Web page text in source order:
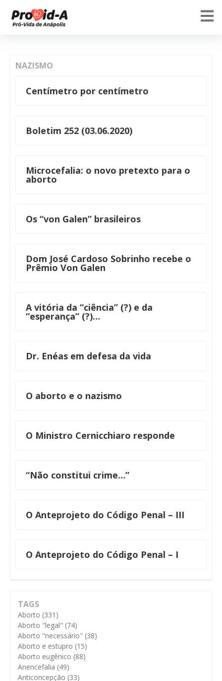
TAGS
Aborto (331)
Aborto "legal" (74)
Aborto "necessário" (38)
Aborto e estupro (15)
Aborto eugênico (88)
Anencefalia (49)
Anticoncepção (33)
NAZISMO
Centímetro por centímetro
Boletim 252 (03.06.2020)
Microcefalia: o novo pretexto para o
aborto
Os “von Galen” brasileiros
Dom José Cardoso Sobrinho recebe o
Prêmio Von Galen
A vitória da “ciência” (?) e da
“esperança” (?)…
Dr. Enéas em defesa da vida
O aborto e o nazismo
O Ministro Cernicchiaro responde
“Não constitui crime…”
O Anteprojeto do Código Penal – III
O Anteprojeto do Código Penal – I